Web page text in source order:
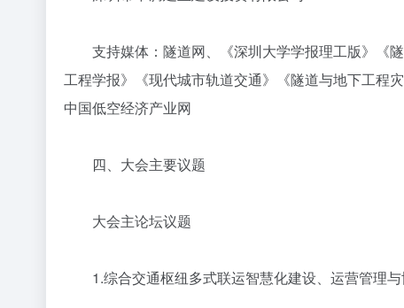
支持媒体：隧道网、《深圳大学学报理工版》《
工程学报》《现代城市轨道交通》《隧道与地下工程
中国低空经济产业网
四、大会主要议题
大会主论坛议题
1.综合交通枢纽多式联运智慧化建设、运营管理与